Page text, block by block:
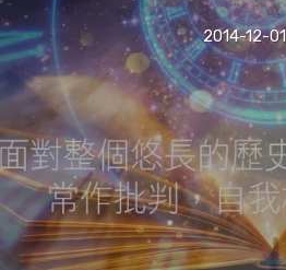
2014-12-01